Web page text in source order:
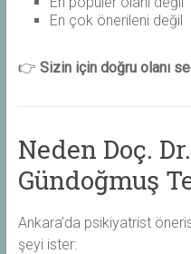
En çok önerileni değil
👉 Sizin için doğru olanı
Neden Doç.
Gündoğmuş
Ankara’da psikiyatrist
şeyi ister: